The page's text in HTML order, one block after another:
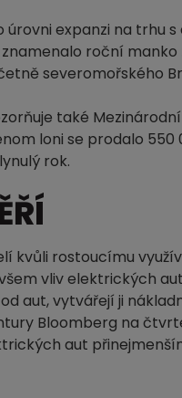
expanzi na trhu
roční
severomořského
také
loni se prodalo
rok.
kvůli rostoucímu
vliv elektrických
aut, vytvářejí ji
Bloomberg na
aut